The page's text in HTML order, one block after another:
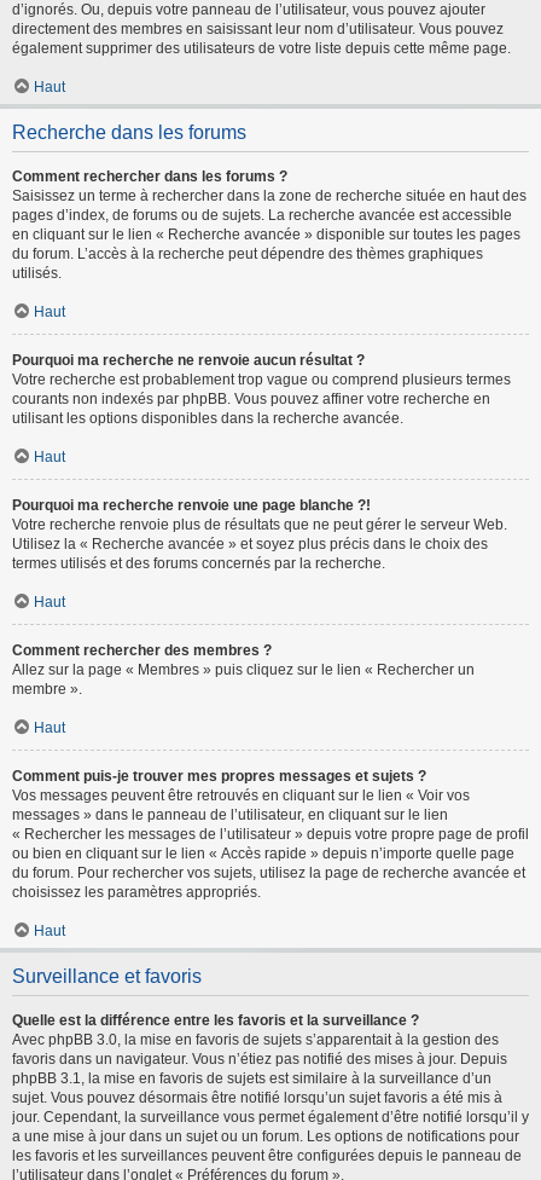
d’ignorés. Ou, depuis votre panneau de l’utilisateur, vous pouvez ajouter
directement des membres en saisissant leur nom d’utilisateur. Vous pouvez
également supprimer des utilisateurs de votre liste depuis cette même page.
Haut
Recherche dans les forums
Comment rechercher dans les forums ?
Saisissez un terme à rechercher dans la zone de recherche située en haut des
pages d’index, de forums ou de sujets. La recherche avancée est accessible
en cliquant sur le lien « Recherche avancée » disponible sur toutes les pages
du forum. L’accès à la recherche peut dépendre des thèmes graphiques
utilisés.
Haut
Pourquoi ma recherche ne renvoie aucun résultat ?
Votre recherche est probablement trop vague ou comprend plusieurs termes
courants non indexés par phpBB. Vous pouvez affiner votre recherche en
utilisant les options disponibles dans la recherche avancée.
Haut
Pourquoi ma recherche renvoie une page blanche ?!
Votre recherche renvoie plus de résultats que ne peut gérer le serveur Web.
Utilisez la « Recherche avancée » et soyez plus précis dans le choix des
termes utilisés et des forums concernés par la recherche.
Haut
Comment rechercher des membres ?
Allez sur la page « Membres » puis cliquez sur le lien « Rechercher un
membre ».
Haut
Comment puis-je trouver mes propres messages et sujets ?
Vos messages peuvent être retrouvés en cliquant sur le lien « Voir vos
messages » dans le panneau de l’utilisateur, en cliquant sur le lien
« Rechercher les messages de l’utilisateur » depuis votre propre page de profil
ou bien en cliquant sur le lien « Accès rapide » depuis n’importe quelle page
du forum. Pour rechercher vos sujets, utilisez la page de recherche avancée et
choisissez les paramètres appropriés.
Haut
Surveillance et favoris
Quelle est la différence entre les favoris et la surveillance ?
Avec phpBB 3.0, la mise en favoris de sujets s’apparentait à la gestion des
favoris dans un navigateur. Vous n’étiez pas notifié des mises à jour. Depuis
phpBB 3.1, la mise en favoris de sujets est similaire à la surveillance d’un
sujet. Vous pouvez désormais être notifié lorsqu’un sujet favoris a été mis à
jour. Cependant, la surveillance vous permet également d’être notifié lorsqu’il y
a une mise à jour dans un sujet ou un forum. Les options de notifications pour
les favoris et les surveillances peuvent être configurées depuis le panneau de
l’utilisateur dans l’onglet « Préférences du forum ».